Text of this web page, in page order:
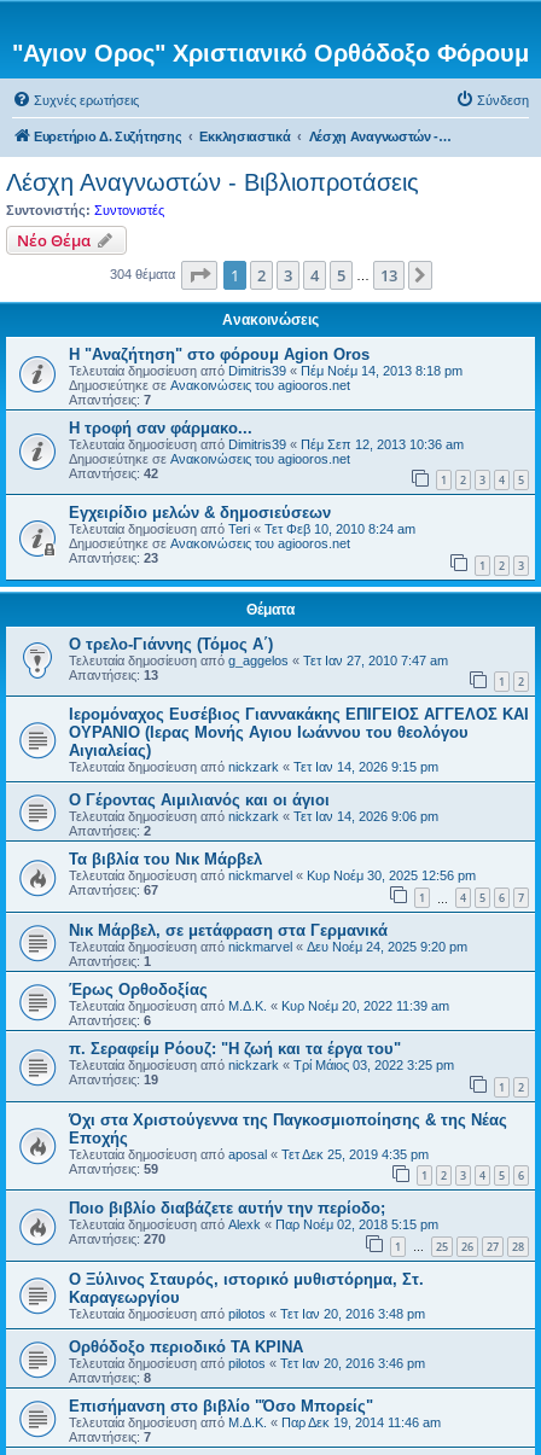
"Αγιον Ορος" Χριστιανικό Ορθόδοξο Φόρουμ
Συχνές ερωτήσεις Σύνδεση
Ευρετήριο Δ. Συζήτησης Εκκλησιαστικά Λέσχη Αναγνωστών - Βιβλιοπροτάσεις
Λέσχη Αναγνωστών - Βιβλιοπροτάσεις
Συντονιστής: Συντονιστές
Νέο Θέμα
304 θέματα Σελίδα από13
1 2 3 4 5 13
Ανακοινώσεις
Η "Αναζήτηση" στο φόρουμ Agion Oros
Τελευταία δημοσίευση από Dimitris39 « Πέμ Νοέμ 14, 2013 8:18 pm
Δημοσιεύτηκε σε Ανακοινώσεις του agiooros.net
Απαντήσεις: 7
H τροφή σαν φάρμακο...
Τελευταία δημοσίευση από Dimitris39 « Πέμ Σεπ 12, 2013 10:36 am
Δημοσιεύτηκε σε Ανακοινώσεις του agiooros.net
Απαντήσεις: 42 1 2 3 4 5
Εγχειρίδιο μελών & δημοσιεύσεων
Τελευταία δημοσίευση από Teri « Τετ Φεβ 10, 2010 8:24 am
Δημοσιεύτηκε σε Ανακοινώσεις του agiooros.net
Απαντήσεις: 23 1 2 3
Θέματα
Ο τρελο-Γιάννης (Τόμος Α΄)
Τελευταία δημοσίευση από g_aggelos « Τετ Ιαν 27, 2010 7:47 am
Απαντήσεις: 13 1 2
Ιερομόναχος Ευσέβιος Γιαννακάκης ΕΠΙΓΕΙΟΣ ΑΓΓΕΛΟΣ ΚΑΙ
ΟΥΡΑΝΙΟ (Ιερας Μονής Αγιου Ιωάννου του θεολόγου
Αιγιαλείας)
Τελευταία δημοσίευση από nickzark « Τετ Ιαν 14, 2026 9:15 pm
Ο Γέροντας Αιμιλιανός και οι άγιοι
Τελευταία δημοσίευση από nickzark « Τετ Ιαν 14, 2026 9:06 pm
Απαντήσεις: 2
Τα βιβλία του Νικ Μάρβελ
Τελευταία δημοσίευση από nickmarvel « Κυρ Νοέμ 30, 2025 12:56 pm
Απαντήσεις: 67 1 4 5 6 7
Νικ Μάρβελ, σε μετάφραση στα Γερμανικά
Τελευταία δημοσίευση από nickmarvel « Δευ Νοέμ 24, 2025 9:20 pm
Απαντήσεις: 1
Έρως Ορθοδοξίας
Τελευταία δημοσίευση από Μ.Δ.Κ. « Κυρ Νοέμ 20, 2022 11:39 am
Απαντήσεις: 6
π. Σεραφείμ Ρόουζ: "Η ζωή και τα έργα του"
Τελευταία δημοσίευση από nickzark « Τρί Μάιος 03, 2022 3:25 pm
Απαντήσεις: 19 1 2
Όχι στα Χριστούγεννα της Παγκοσμιοποίησης & της Νέας
Εποχής
Τελευταία δημοσίευση από aposal « Τετ Δεκ 25, 2019 4:35 pm
Απαντήσεις: 59 1 2 3 4 5 6
Ποιο βιβλίο διαβάζετε αυτήν την περίοδο;
Τελευταία δημοσίευση από Alexk « Παρ Νοέμ 02, 2018 5:15 pm
Απαντήσεις: 270 1 … 25 26 27 28
Ο Ξύλινος Σταυρός, ιστορικό μυθιστόρημα, Στ.
Καραγεωργίου
Τελευταία δημοσίευση από pilotos « Τετ Ιαν 20, 2016 3:48 pm
Ορθόδοξο περιοδικό ΤΑ ΚΡΙΝΑ
Τελευταία δημοσίευση από pilotos « Τετ Ιαν 20, 2016 3:46 pm
Απαντήσεις: 8
Επισήμανση στο βιβλίο "Όσο Μπορείς"
Τελευταία δημοσίευση από Μ.Δ.Κ. « Παρ Δεκ 19, 2014 11:46 am
Απαντήσεις: 7